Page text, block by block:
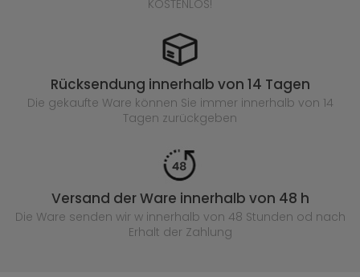
KOSTENLOS!
Rücksendung innerhalb von 14 Tagen
Die gekaufte Ware können Sie immer innerhalb von 14
Tagen zurückgeben
Versand der Ware innerhalb von 48 h
Die Ware senden wir w innerhalb von 48 Stunden od nach
Erhalt der Zahlung